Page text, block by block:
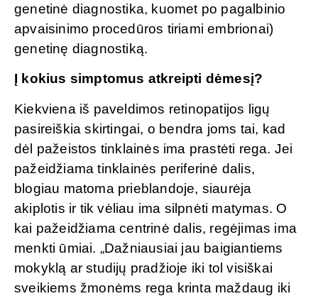
genetinė diagnostika, kuomet po pagalbinio
apvaisinimo procedūros tiriami embrionai)
genetinę diagnostiką.
Į kokius simptomus atkreipti dėmesį?
Kiekviena iš paveldimos retinopatijos ligų
pasireiškia skirtingai, o bendra joms tai, kad
dėl pažeistos tinklainės ima prastėti rega. Jei
pažeidžiama tinklainės periferinė dalis,
blogiau matoma prieblandoje, siaurėja
akiplotis ir tik vėliau ima silpnėti matymas. O
kai pažeidžiama centrinė dalis, regėjimas ima
menkti ūmiai. „Dažniausiai jau baigiantiems
mokyklą ar studijų pradžioje iki tol visiškai
sveikiems žmonėms rega krinta maždaug iki